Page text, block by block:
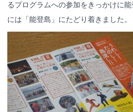
るプログラムへの参加をきっかけに
には「能登島」にたどり着きました。